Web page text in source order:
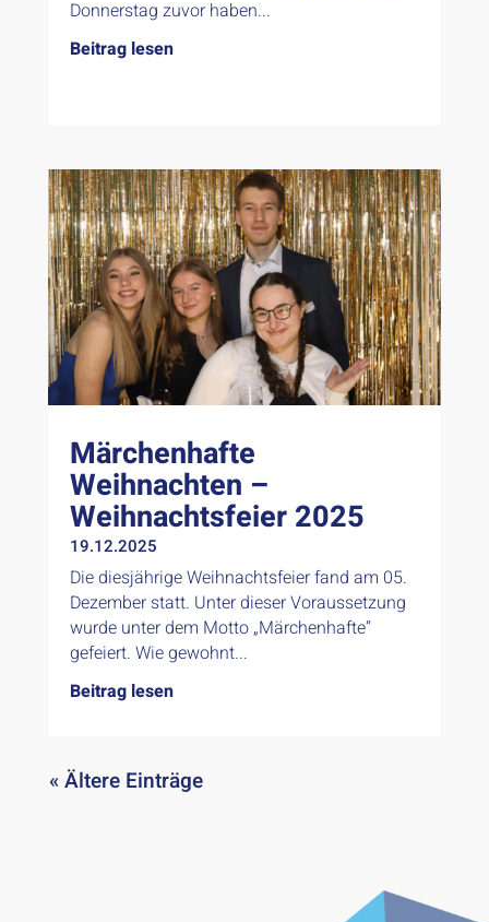
Donnerstag zuvor haben...
Beitrag lesen
Märchenhafte
Weihnachten –
Weihnachtsfeier 2025
19.12.2025
Die diesjährige Weihnachtsfeier fand am 05.
Dezember statt. Unter dieser Voraussetzung
wurde unter dem Motto „Märchenhafte“
gefeiert. Wie gewohnt...
Beitrag lesen
« Ältere Einträge